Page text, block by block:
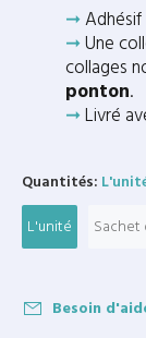
➞
➞Une
collages
ponton.
➞Livré
Quantités:
L'unité
Sachet
Besoin